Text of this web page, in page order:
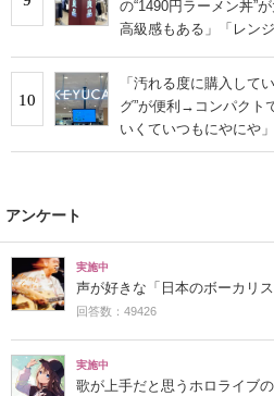
の“1490円ラーメン丼”
高級感もある」「レン
10
「汚れる度に購入して
グ”が便利→コンパクト
いくていつもにやにや
れるのに十分」
アンケート
実施中
声が好きな「日本のボーカリ
回答数：49426
実施中
歌が上手だと思うホロライブ